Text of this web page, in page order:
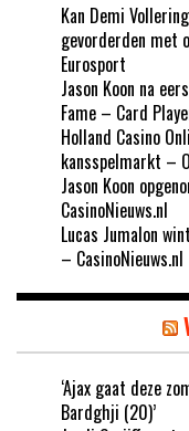
Kan Demi
gevorderden met
Eurosport
Jason Koon na
Fame – Card
Holland Casino
kansspelmarkt –
Jason Koon
CasinoNieuws.nl
Lucas Jumalon
– CasinoNieuws.nl
‘Ajax gaat deze
Bardghji (20)’